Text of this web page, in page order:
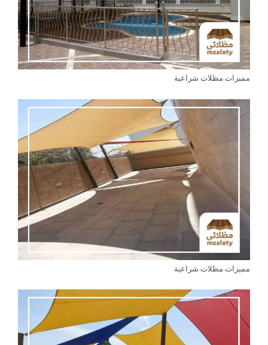
مميزات مظلات شراعية
مميزات مظلات شراعية